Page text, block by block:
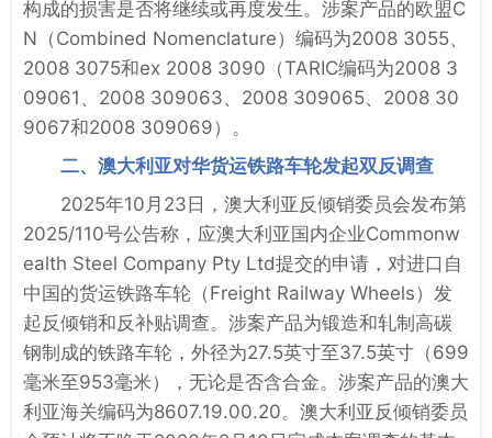
构成的损害是否将继续或再度发生。涉案产品的欧盟C
N（Combined Nomenclature）编码为2008 3055、
2008 3075和ex 2008 3090（TARIC编码为2008 3
09061、2008 309063、2008 309065、2008 30
9067和2008 309069）。
二、澳大利亚对华货运铁路车轮发起双反调查
2025年10月23日，澳大利亚反倾销委员会发布第
2025/110号公告称，应澳大利亚国内企业Commonw
ealth Steel Company Pty Ltd提交的申请，对进口自
中国的货运铁路车轮（Freight Railway Wheels）发
起反倾销和反补贴调查。涉案产品为锻造和轧制高碳
钢制成的铁路车轮，外径为27.5英寸至37.5英寸（699
毫米至953毫米），无论是否含合金。涉案产品的澳大
利亚海关编码为8607.19.00.20。澳大利亚反倾销委员